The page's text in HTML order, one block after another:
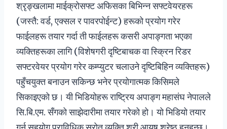
श्रृङ्खलामा माईक्रोसफ्ट अफिसका बिभिन्न सफ्टवेयरहरू
(जस्तै: वर्ड, एक्सल र पावरपोईन्ट) हरूको प्रयोग गरेर
फाईलहरू तयार गर्दा ती फाईलहरू कसरी अपाङ्गता भएका
व्यक्तिहरूका लागि (विशेषगरी दृष्टिबाचक वा स्क्रिन रिडर
सफ्टरवेयर प्रयोग गरेर कम्प्युटर चलाउने दृष्टिबिहिन व्यक्तिहरू)
पहुँचयुक्त बनाउन सकिन्छ भनेर प्रयोगात्मक किसिमले
सिकाइएको छ। यी भिडियोहरू राष्ट्रिय अपाङ्ग महासंघ नेपालले
सि.बि.एम. सँगको साझेदारीमा तयार गरेको हो। यो भिडियो तयार